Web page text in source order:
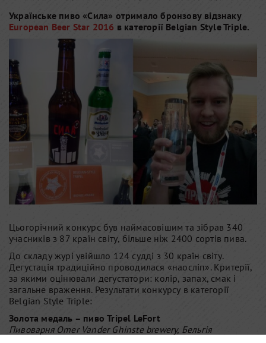
Українське пиво «Сила» отримало бронзову відзнаку
European Beer Star 2016 в категорії Belgian Style Triple.
Цьогорічний конкурс був наймасовішим та зібрав 340
учасників з 87 країн світу, більше ніж 2400 сортів пива.
До складу журі увійшло 124 судді з 30 країн світу.
Дегустація традиційно проводилася «наосліп». Критерії,
за якими оцінювали дегустатори: колір, запах, смак і
загальне враження. Результати конкурсу в категорії
Belgian Style Triple:
Золота медаль – пиво Tripel LeFort
Пивоварня Omer Vander Ghinste brewery, Бельгія